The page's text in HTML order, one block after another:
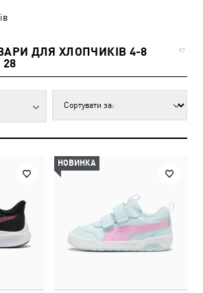
ДЛЯ ХЛОПЧИКІВ 4-8
97
НОВИНКА